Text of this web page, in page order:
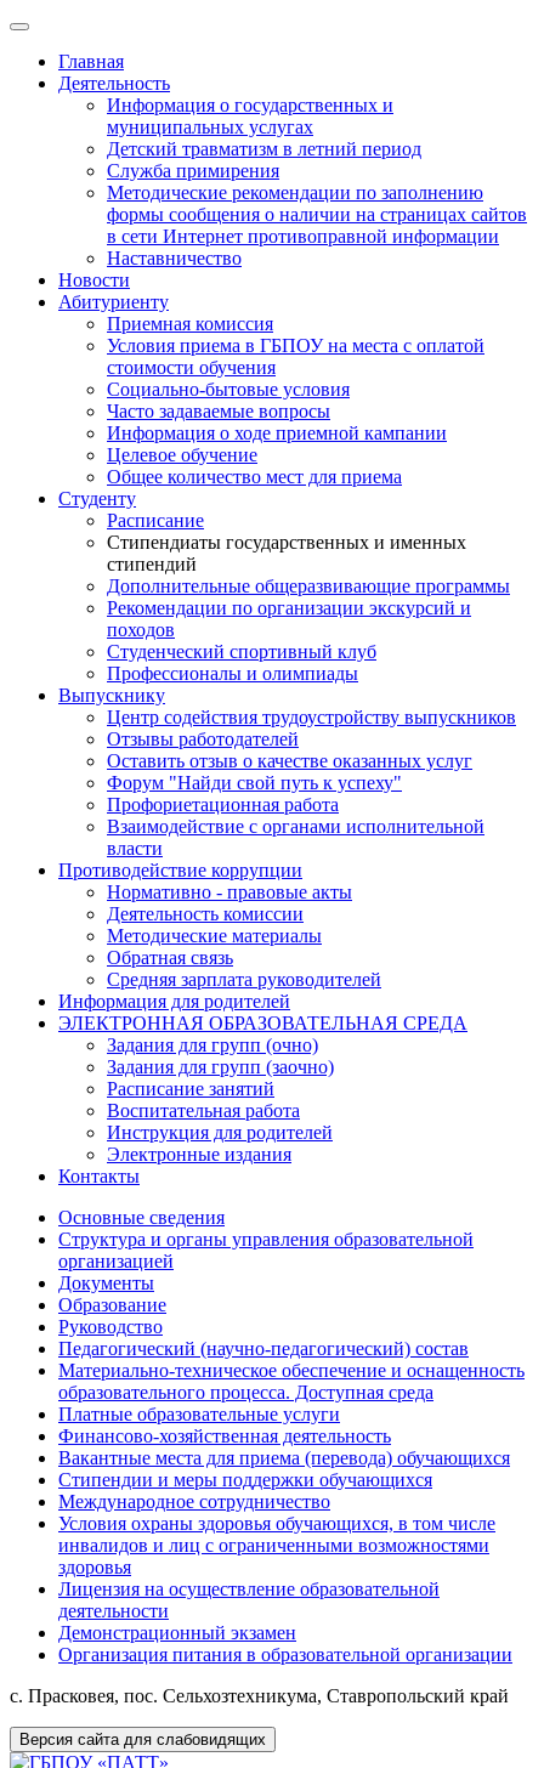
Главная
Деятельность
Информация о государственных и
муниципальных услугах
Детский травматизм в летний период
Служба примирения
Методические рекомендации по заполнению
формы сообщения о наличии на страницах сайтов
в сети Интернет противоправной информации
Наставничество
Новости
Абитуриенту
Приемная комиссия
Условия приема в ГБПОУ на места с оплатой
стоимости обучения
Социально-бытовые условия
Часто задаваемые вопросы
Информация о ходе приемной кампании
Целевое обучение
Общее количество мест для приема
Студенту
Расписание
Стипендиаты государственных и именных
стипендий
Дополнительные общеразвивающие программы
Рекомендации по организации экскурсий и
походов
Студенческий спортивный клуб
Профессионалы и олимпиады
Выпускнику
Центр содействия трудоустройству выпускников
Отзывы работодателей
Оставить отзыв о качестве оказанных услуг
Форум "Найди свой путь к успеху"
Профориетационная работа
Взаимодействие с органами исполнительной
власти
Противодействие коррупции
Нормативно - правовые акты
Деятельность комиссии
Методические материалы
Обратная связь
Средняя зарплата руководителей
Информация для родителей
ЭЛЕКТРОННАЯ ОБРАЗОВАТЕЛЬНАЯ СРЕДА
Задания для групп (очно)
Задания для групп (заочно)
Расписание занятий
Воспитательная работа
Инструкция для родителей
Электронные издания
Контакты
Основные сведения
Структура и органы управления образовательной
организацией
Документы
Образование
Руководство
Педагогический (научно-педагогический) состав
Материально-техническое обеспечение и оснащенность
образовательного процесса. Доступная среда
Платные образовательные услуги
Финансово-хозяйственная деятельность
Вакантные места для приема (перевода) обучающихся
Стипендии и меры поддержки обучающихся
Международное сотрудничество
Условия охраны здоровья обучающихся, в том числе
инвалидов и лиц с ограниченными возможностями
здоровья
Лицензия на осуществление образовательной
деятельности
Демонстрационный экзамен
Организация питания в образовательной организации
с. Прасковея, пос. Сельхозтехникума, Ставропольский край
Версия сайта для слабовидящих